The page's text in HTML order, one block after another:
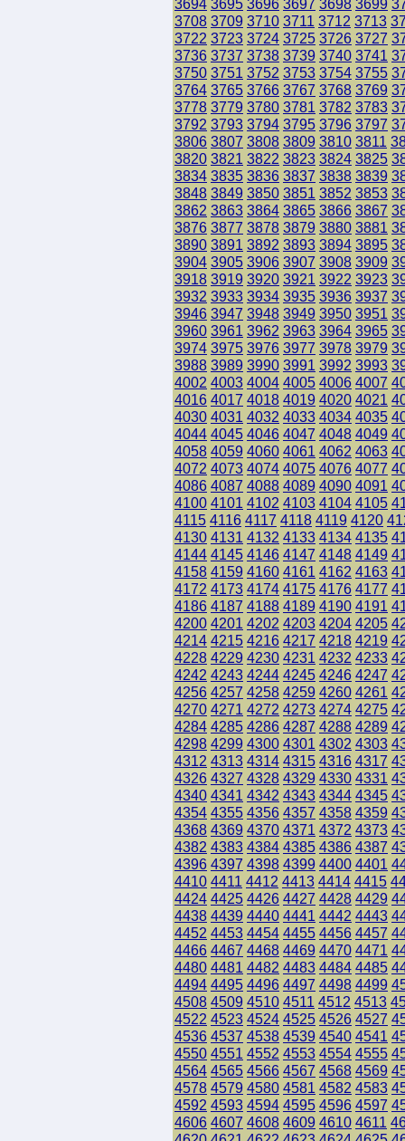
3694 3695 3696 3697 3698 3699
3708 3709 3710 3711 3712 3713
3722 3723 3724 3725 3726 3727
3736 3737 3738 3739 3740 3741
3750 3751 3752 3753 3754 3755
3764 3765 3766 3767 3768 3769
3778 3779 3780 3781 3782 3783
3792 3793 3794 3795 3796 3797
3806 3807 3808 3809 3810 3811
3820 3821 3822 3823 3824 3825
3834 3835 3836 3837 3838 3839
3848 3849 3850 3851 3852 3853
3862 3863 3864 3865 3866 3867
3876 3877 3878 3879 3880 3881
3890 3891 3892 3893 3894 3895
3904 3905 3906 3907 3908 3909
3918 3919 3920 3921 3922 3923
3932 3933 3934 3935 3936 3937
3946 3947 3948 3949 3950 3951
3960 3961 3962 3963 3964 3965
3974 3975 3976 3977 3978 3979
3988 3989 3990 3991 3992 3993
4002 4003 4004 4005 4006 4007
4016 4017 4018 4019 4020 4021
4030 4031 4032 4033 4034 4035
4044 4045 4046 4047 4048 4049
4058 4059 4060 4061 4062 4063
4072 4073 4074 4075 4076 4077
4086 4087 4088 4089 4090 4091
4100 4101 4102 4103 4104 4105
4115 4116 4117 4118 4119 4120
4130 4131 4132 4133 4134 4135
4144 4145 4146 4147 4148 4149
4158 4159 4160 4161 4162 4163
4172 4173 4174 4175 4176 4177
4186 4187 4188 4189 4190 4191
4200 4201 4202 4203 4204 4205
4214 4215 4216 4217 4218 4219
4228 4229 4230 4231 4232 4233
4242 4243 4244 4245 4246 4247
4256 4257 4258 4259 4260 4261
4270 4271 4272 4273 4274 4275
4284 4285 4286 4287 4288 4289
4298 4299 4300 4301 4302 4303
4312 4313 4314 4315 4316 4317
4326 4327 4328 4329 4330 4331
4340 4341 4342 4343 4344 4345
4354 4355 4356 4357 4358 4359
4368 4369 4370 4371 4372 4373
4382 4383 4384 4385 4386 4387
4396 4397 4398 4399 4400 4401
4410 4411 4412 4413 4414 4415
4424 4425 4426 4427 4428 4429
4438 4439 4440 4441 4442 4443
4452 4453 4454 4455 4456 4457
4466 4467 4468 4469 4470 4471
4480 4481 4482 4483 4484 4485
4494 4495 4496 4497 4498 4499
4508 4509 4510 4511 4512 4513
4522 4523 4524 4525 4526 4527
4536 4537 4538 4539 4540 4541
4550 4551 4552 4553 4554 4555
4564 4565 4566 4567 4568 4569
4578 4579 4580 4581 4582 4583
4592 4593 4594 4595 4596 4597
4606 4607 4608 4609 4610 4611